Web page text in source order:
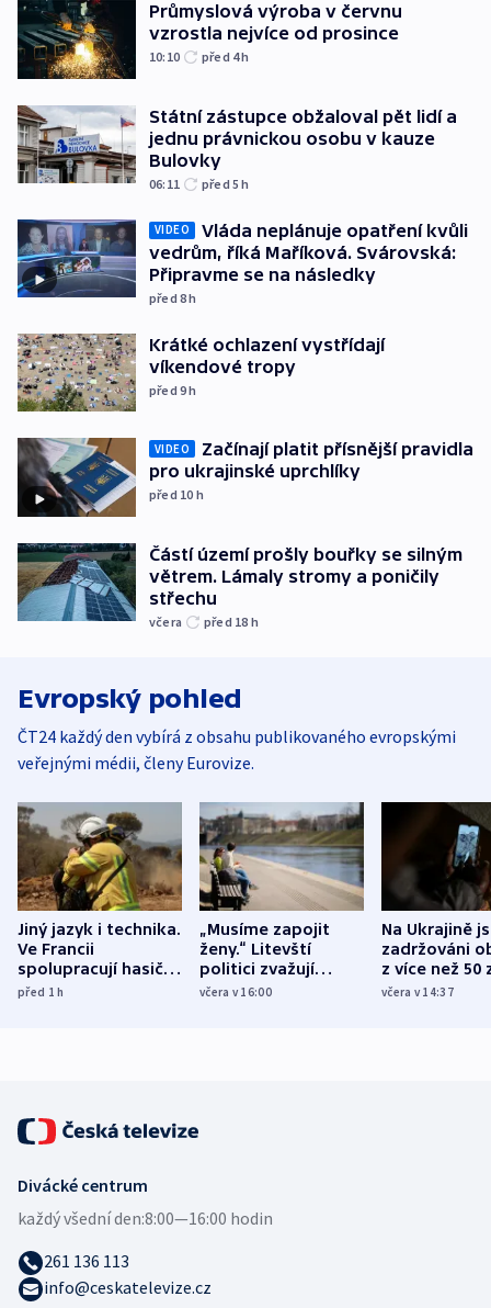
Průmyslová výroba v červnu
vzrostla nejvíce od prosince
10:10 před 4h
Státní zástupce obžaloval pět lidí a
jednu právnickou osobu v kauze
Bulovky
06:11 před 5h
VIDEO
Vláda neplánuje opatření kvůli
vedrům, říká Maříková. Svárovská:
Připravme se na následky
před 8h
Krátké ochlazení vystřídají
víkendové tropy
před 9h
VIDEO
Začínají platit přísnější pravidla
pro ukrajinské uprchlíky
před 10 h
Částí území prošly bouřky se silným
větrem. Lámaly stromy a poničily
střechu
včera před 18 h
Evropský pohled
ČT24 každý den vybírá z obsahu publikovaného evropskými
veřejnými médii, členy Eurovize.
Jiný jazyk i technika.
Ve Francii
spolupracují hasiči z
různých zemí
před 1h
„Musíme zapojit
ženy.“ Litevští
politici zvažují
dohodu o
včera v 16:00
Na Ukrajině
zadržováni
z více než 50
Bojovali na
včera v 14:37
Divácké centrum
každý všední den:8:00—16:00 hodin
261 136 113
info@ceskatelevize.cz